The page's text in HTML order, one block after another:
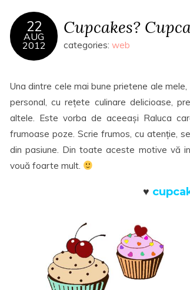
22
AUG
2012
Cupcakes?
categories: web
Una dintre cele mai bune prietene ale
personal, cu rețete culinare delicioase,
altele. Este vorba de aceeași Raluca
frumoase poze. Scrie frumos, cu atenție,
din pasiune. Din toate aceste motive vă
vouă foarte mult.
♥